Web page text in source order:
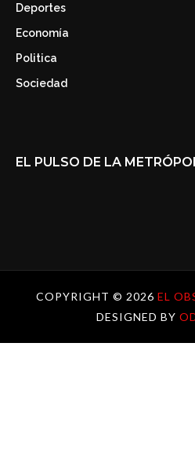
Deportes
Economía
Politica
Sociedad
EL PULSO DE LA
COPYRIGHT © 2026 EL
DESIGNED BY